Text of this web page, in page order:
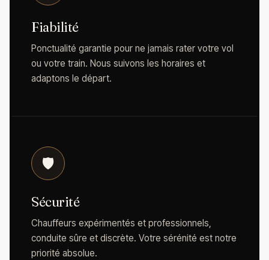
Fiabilité
Ponctualité garantie pour ne jamais rater votre vol
ou votre train. Nous suivons les horaires et
adaptons le départ.
🛡️
Sécurité
Chauffeurs expérimentés et professionnels,
conduite sûre et discrète. Votre sérénité est notre
priorité absolue.